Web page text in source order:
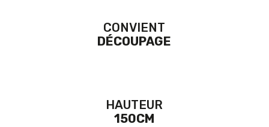
CONVIENT
DÉCOUPAGE
HAUTEUR
150CM